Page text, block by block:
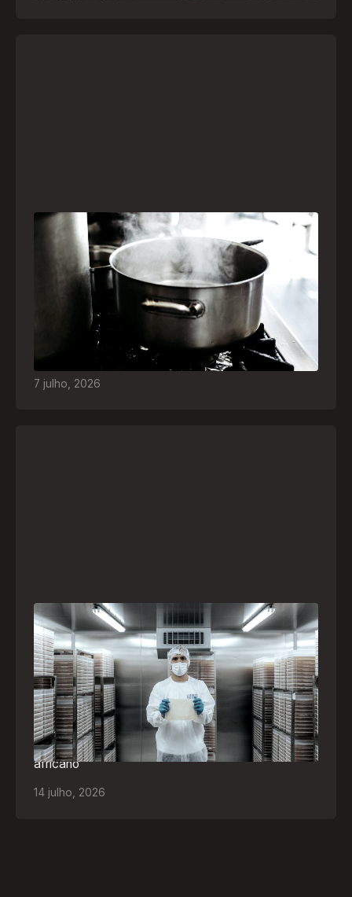
Frio leva brasileiros a improvisar para se
aquecer e aumenta risco de queimaduras
dentro de casa
O inverno chegou e, com ele, práticas perigosas
para espantar o frio voltam a ser comuns. Saiba
quais são os riscos e como agir em caso de
7 julho 2026
A paranaense Vuelo Pharma é uma das 13
empresas brasileiras selecionadas para
representar o Brasil na maior feira de
negócios de Angola
Empresa participará da FILDA 2026, em Luanda,
levando tecnologias brasileiras para tratamento de
feridas, ostomia e proteção cutânea ao mercado
africano
14 julho, 2026